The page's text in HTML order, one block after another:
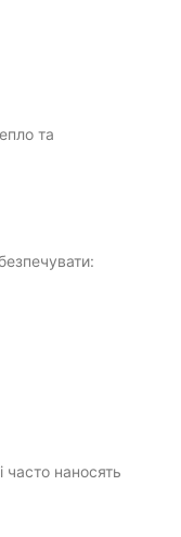
та
наносять